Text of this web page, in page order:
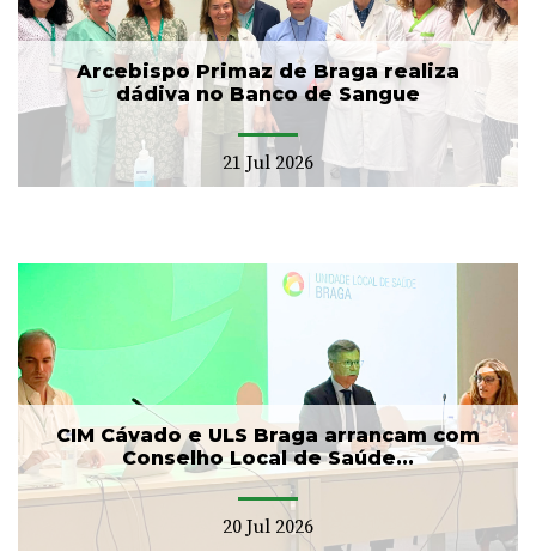
Arcebispo Primaz de Braga realiza
dádiva no Banco de Sangue
21 Jul 2026
CIM Cávado e ULS Braga arrancam com
Conselho Local de Saúde...
20 Jul 2026